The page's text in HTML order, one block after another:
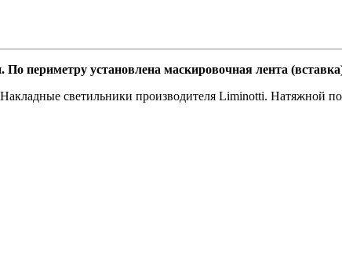
периметру установлена маскировочная лента
светильники производителя Liminotti. Натяжной